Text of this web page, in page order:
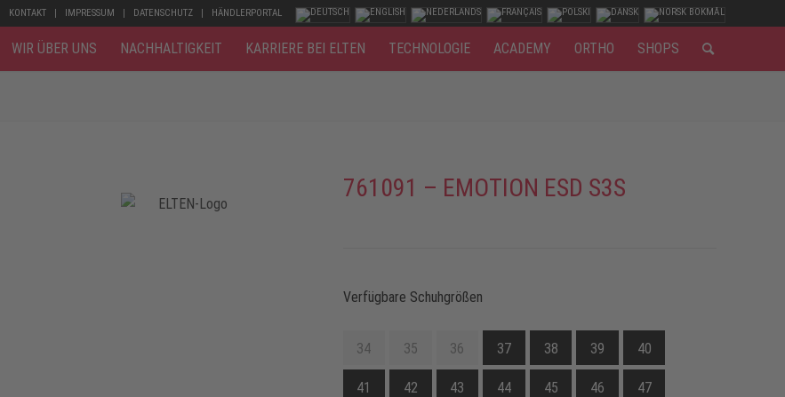
KONTAKT IMPRESSUM DATENSCHUTZ HÄNDLERPORTAL
WIR ÜBER UNS NACHHALTIGKEIT KARRIERE BEI ELTEN TECHNOLOGIE ACADEMY ORTHO SHOPS
761091 – EMOTION ESD S3S
Verfügbare Schuhgrößen
34 35 36 37 38 39 40
41 42 43 44 45 46 47